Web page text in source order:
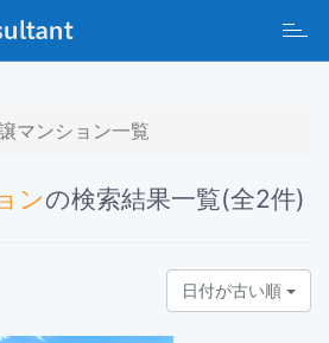
マンション一覧
ンの検索結果一覧(全2件)
日付が古い順